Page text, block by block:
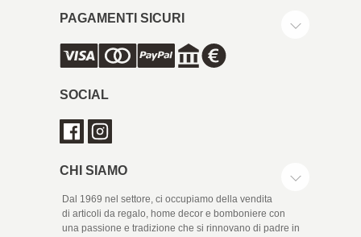
PAGAMENTI SICURI
SOCIAL
CHI SIAMO
Dal 1969 nel settore, ci occupiamo della vendita
di articoli da regalo, home decor e bomboniere con
una passione e tradizione che si rinnovano di padre in